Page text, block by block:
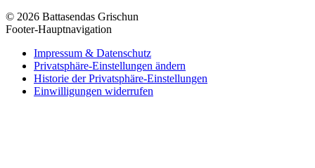
© 2026 Battasendas Grischun
Footer-Hauptnavigation
Impressum & Datenschutz
Privatsphäre-Einstellungen ändern
Historie der Privatsphäre-Einstellungen
Einwilligungen widerrufen